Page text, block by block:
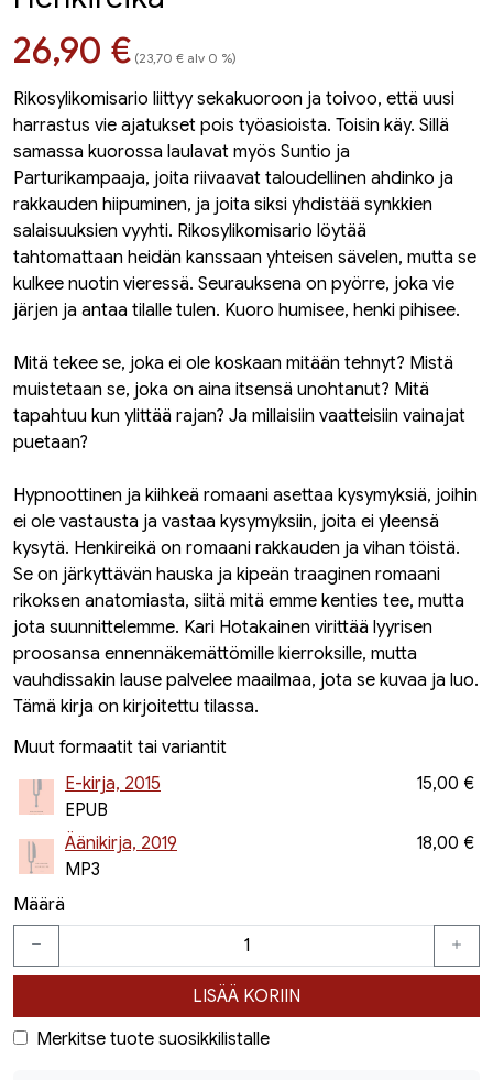
Hinta nyt
26,90 € (23,70 € alv 0 %)
Rikosylikomisario liittyy sekakuoroon ja toivoo, että uusi
harrastus vie ajatukset pois työasioista. Toisin käy. Sillä
samassa kuorossa laulavat myös Suntio ja
Parturikampaaja, joita riivaavat taloudellinen ahdinko ja
rakkauden hiipuminen, ja joita siksi yhdistää synkkien
salaisuuksien vyyhti. Rikosylikomisario löytää
tahtomattaan heidän kanssaan yhteisen sävelen, mutta se
kulkee nuotin vieressä. Seurauksena on pyörre, joka vie
järjen ja antaa tilalle tulen. Kuoro humisee, henki pihisee.
Mitä tekee se, joka ei ole koskaan mitään tehnyt? Mistä
muistetaan se, joka on aina itsensä unohtanut? Mitä
tapahtuu kun ylittää rajan? Ja millaisiin vaatteisiin vainajat
puetaan?
Hypnoottinen ja kiihkeä romaani asettaa kysymyksiä, joihin
ei ole vastausta ja vastaa kysymyksiin, joita ei yleensä
kysytä. Henkireikä on romaani rakkauden ja vihan töistä.
Se on järkyttävän hauska ja kipeän traaginen romaani
rikoksen anatomiasta, siitä mitä emme kenties tee, mutta
jota suunnittelemme. Kari Hotakainen virittää lyyrisen
proosansa ennennäkemättömille kierroksille, mutta
vauhdissakin lause palvelee maailmaa, jota se kuvaa ja luo.
Tämä kirja on kirjoitettu tilassa.
Muut formaatit tai variantit
E-kirja, 2015
EPUB
15,00 €
Äänikirja, 2019
MP3
18,00 €
Määrä
LISÄÄ KORIIN
Merkitse tuote suosikkilistalle